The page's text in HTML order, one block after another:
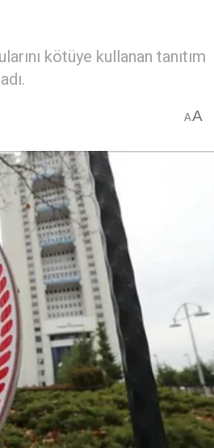
kötüye kullanan tanıtım
AA